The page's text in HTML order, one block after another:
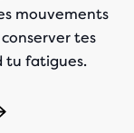
mouvements
tes
tu fatigues.